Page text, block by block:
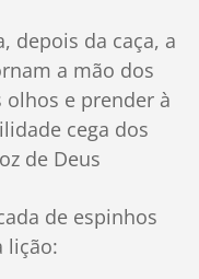
depois da caça, a
a mão dos
olhos e prender à
cega dos
de Deus
de espinhos
lição: